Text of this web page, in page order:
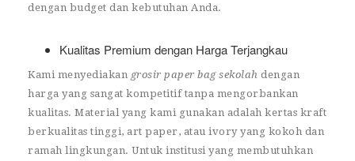
dengan budget dan kebutuhan Anda.
Kualitas Premium dengan Harga Terjangkau
Kami menyediakan grosir paper bag sekolah dengan
harga yang sangat kompetitif tanpa mengorbankan
kualitas. Material yang kami gunakan adalah kertas kraft
berkualitas tinggi, art paper, atau ivory yang kokoh dan
ramah lingkungan. Untuk institusi yang membutuhkan